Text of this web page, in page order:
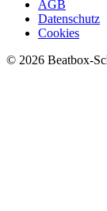
AGB
Datenschutz
Cookies
© 2026 Beatbox-